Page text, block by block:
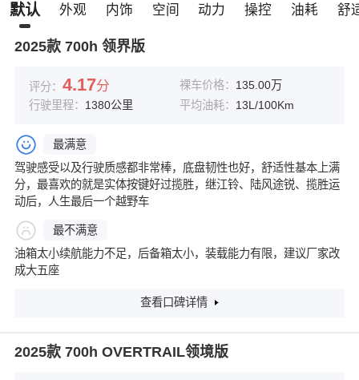
默认 外观 内饰 空间 动力 操控 油耗 舒
2025款 700h 领界版
评分： 4.17分 裸车价格： 135.00万
行驶里程： 1380公里 平均油耗： 13L/100Km
最满意
驾驶感受以及行驶质感都非常棒，底盘韧性也好，舒适性基本上满
分，最喜欢的就是实体按键好过揽胜，继江铃、陆风途锐、揽胜运
动后，人生最后一个越野车
最不满意
油箱太小续航能力不足，后备箱太小，装载能力有限，建议厂家改
成大五座
查看口碑详情
2025款 700h OVERTRAIL领境版